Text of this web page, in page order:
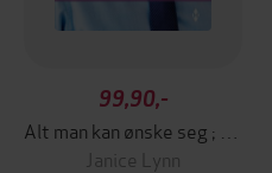
99,90,-
Janice Lynn